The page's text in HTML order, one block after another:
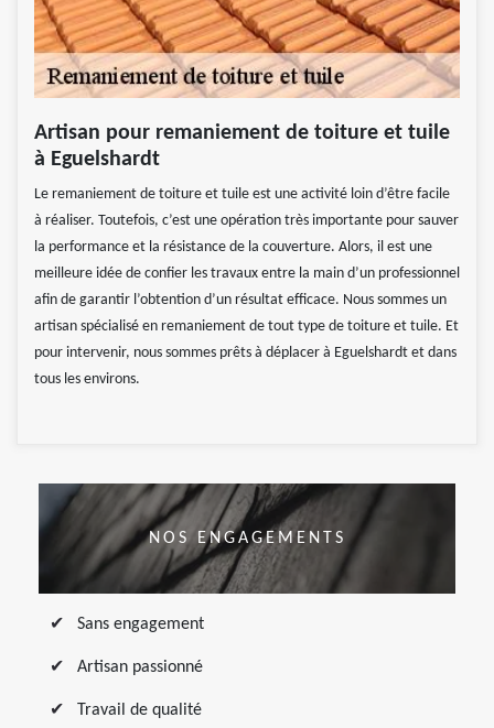
Artisan pour remaniement de toiture et tuile
à Eguelshardt
Le remaniement de toiture et tuile est une activité loin d’être facile
à réaliser. Toutefois, c’est une opération très importante pour sauver
la performance et la résistance de la couverture. Alors, il est une
meilleure idée de confier les travaux entre la main d’un professionnel
afin de garantir l’obtention d’un résultat efficace. Nous sommes un
artisan spécialisé en remaniement de tout type de toiture et tuile. Et
pour intervenir, nous sommes prêts à déplacer à Eguelshardt et dans
tous les environs.
NOS ENGAGEMENTS
Sans engagement
Artisan passionné
Travail de qualité